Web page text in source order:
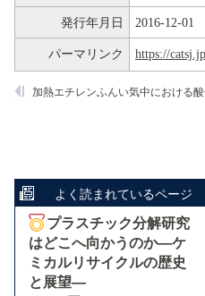
発行年月日 2016-12-01
パーマリンク https://
よく読まれているページ
プラスチック分解研究
はどこへ向かうのか―ケ
ミカルリサイクルの歴史
と展望―